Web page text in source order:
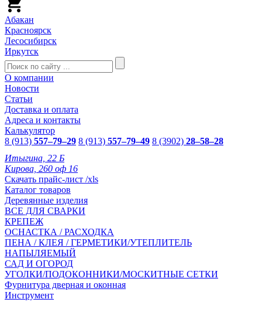
Абакан
Красноярск
Лесосибирск
Иркутск
О компании
Новости
Статьи
Доставка и оплата
Адреса и контакты
Калькулятор
8 (913) 557–79–29 8 (913) 557–79–49 8 (3902) 28–58–28
Итыгина, 22 Б
Кирова, 260 оф 16
Скачать прайс-лист /xls
Каталог товаров
Деревянные изделия
ВСЕ ДЛЯ СВАРКИ
КРЕПЕЖ
ОСНАСТКА / РАСХОДКА
ПЕНА / КЛЕЯ / ГЕРМЕТИКИ/УТЕПЛИТЕЛЬ
НАПЫЛЯЕМЫЙ
САД И ОГОРОД
УГОЛКИ/ПОДОКОННИКИ/МОСКИТНЫЕ СЕТКИ
Фурнитура дверная и оконная
Инструмент